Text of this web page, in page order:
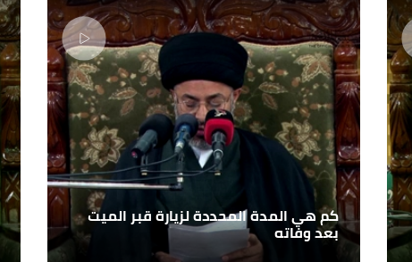
كم هي المدة المحددة لزيارة قبر الميت
بعد وفاته